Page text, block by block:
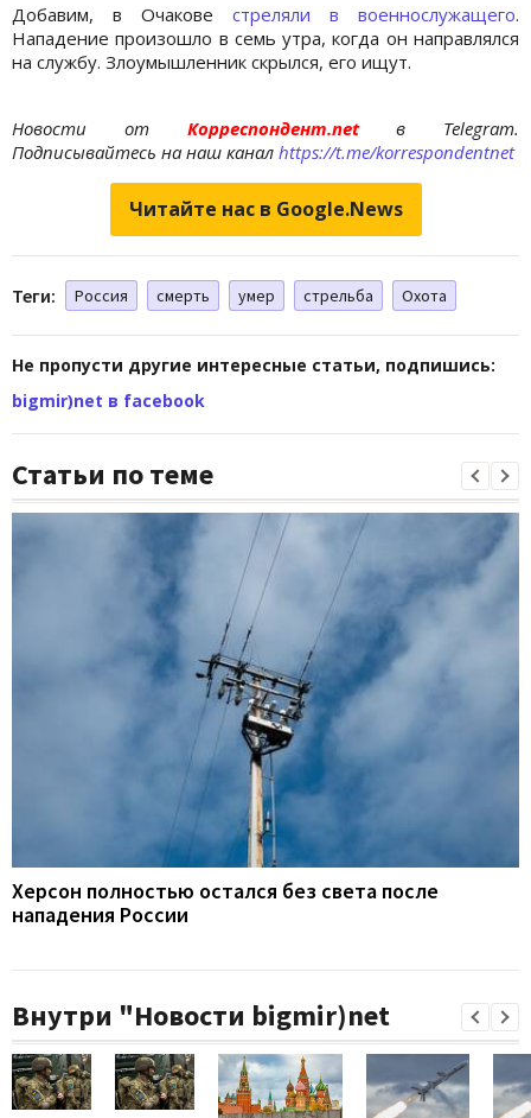
Добавим, в Очакове стреляли в военнослужащего.
Нападение произошло в семь утра, когда он направлялся
на службу. Злоумышленник скрылся, его ищут.
Новости отКорреспондент.netв Telegram.
Подписывайтесь на наш канал https://t.me/korrespondentnet
Читайте нас в Google.News
Теги: Россия смерть умер стрельба Охота
Не пропусти другие интересные статьи, подпишись:
bigmir)net в facebook
Статьи по теме
Херсон полностью остался без света после
нападения России
Внутри "Новости bigmir)net